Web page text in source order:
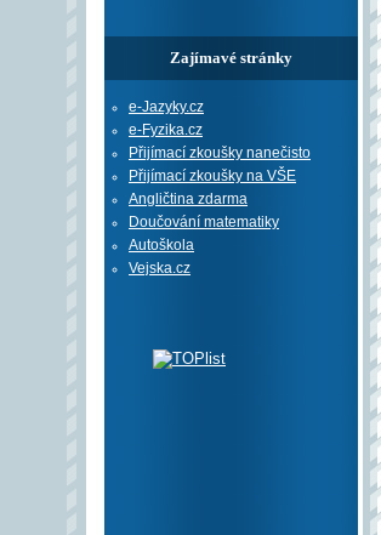
Zajímavé stránky
e-Jazyky.cz
e-Fyzika.cz
Přijímací zkoušky nanečisto
Přijímací zkoušky na VŠE
Angličtina zdarma
Doučování matematiky
Autoškola
Vejska.cz